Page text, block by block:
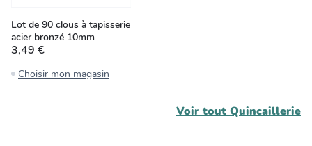
Lot de 90 clous à tapisserie
acier bronzé 10mm
3,49 €
Choisir mon magasin
Voir tout Quincaillerie